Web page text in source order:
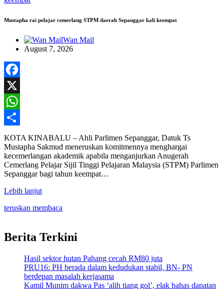
Mustapha rai pelajar cemerlang STPM daerah Sepanggar kali keempat
Wan Mail
August 7, 2026
Facebook
X
WhatsApp
Share
KOTA KINABALU – Ahli Parlimen Sepanggar, Datuk Ts
Mustapha Sakmud meneruskan komitmennya menghargai
kecemerlangan akademik apabila menganjurkan Anugerah
Cemerlang Pelajar Sijil Tinggi Pelajaran Malaysia (STPM) Parlimen
Sepanggar bagi tahun keempat…
Lebih lanjut
teruskan membaca
Berita Terkini
Hasil sektor hutan Pahang cecah RM80 juta
PRU16: PH berada dalam kedudukan stabil, BN- PN
berdepan masalah kerjasama
Kamil Munim dakwa Pas ‘alih tiang gol’, elak bahas dapatan